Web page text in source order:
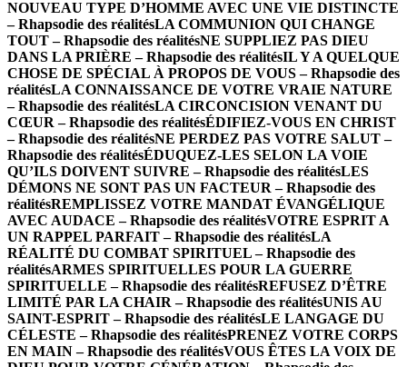
NOUVEAU TYPE D’HOMME AVEC UNE VIE DISTINCTE
– Rhapsodie des réalitésLA COMMUNION QUI CHANGE
TOUT – Rhapsodie des réalitésNE SUPPLIEZ PAS DIEU
DANS LA PRIÈRE – Rhapsodie des réalitésIL Y A QUELQUE
CHOSE DE SPÉCIAL À PROPOS DE VOUS – Rhapsodie des
réalitésLA CONNAISSANCE DE VOTRE VRAIE NATURE
– Rhapsodie des réalitésLA CIRCONCISION VENANT DU
CŒUR – Rhapsodie des réalitésÉDIFIEZ-VOUS EN CHRIST
– Rhapsodie des réalitésNE PERDEZ PAS VOTRE SALUT –
Rhapsodie des réalitésÉDUQUEZ-LES SELON LA VOIE
QU’ILS DOIVENT SUIVRE – Rhapsodie des réalitésLES
DÉMONS NE SONT PAS UN FACTEUR – Rhapsodie des
réalitésREMPLISSEZ VOTRE MANDAT ÉVANGÉLIQUE
AVEC AUDACE – Rhapsodie des réalitésVOTRE ESPRIT A
UN RAPPEL PARFAIT – Rhapsodie des réalitésLA
RÉALITÉ DU COMBAT SPIRITUEL – Rhapsodie des
réalitésARMES SPIRITUELLES POUR LA GUERRE
SPIRITUELLE – Rhapsodie des réalitésREFUSEZ D’ÊTRE
LIMITÉ PAR LA CHAIR – Rhapsodie des réalitésUNIS AU
SAINT-ESPRIT – Rhapsodie des réalitésLE LANGAGE DU
CÉLESTE – Rhapsodie des réalitésPRENEZ VOTRE CORPS
EN MAIN – Rhapsodie des réalitésVOUS ÊTES LA VOIX DE